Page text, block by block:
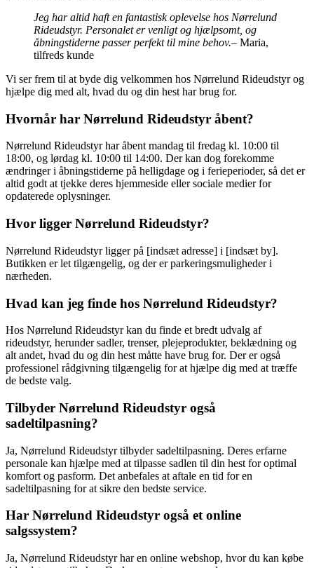
Jeg har altid haft en fantastisk oplevelse hos Nørrelund
Rideudstyr. Personalet er venligt og hjælpsomt, og
åbningstiderne passer perfekt til mine behov.– Maria,
tilfreds kunde
Vi ser frem til at byde dig velkommen hos Nørrelund Rideudstyr og
hjælpe dig med alt, hvad du og din hest har brug for.
Hvornår har Nørrelund Rideudstyr åbent?
Nørrelund Rideudstyr har åbent mandag til fredag kl. 10:00 til
18:00, og lørdag kl. 10:00 til 14:00. Der kan dog forekomme
ændringer i åbningstiderne på helligdage og i ferieperioder, så det er
altid godt at tjekke deres hjemmeside eller sociale medier for
opdaterede oplysninger.
Hvor ligger Nørrelund Rideudstyr?
Nørrelund Rideudstyr ligger på [indsæt adresse] i [indsæt by].
Butikken er let tilgængelig, og der er parkeringsmuligheder i
nærheden.
Hvad kan jeg finde hos Nørrelund Rideudstyr?
Hos Nørrelund Rideudstyr kan du finde et bredt udvalg af
rideudstyr, herunder sadler, trenser, plejeprodukter, beklædning og
alt andet, hvad du og din hest måtte have brug for. Der er også
professionel rådgivning tilgængelig for at hjælpe dig med at træffe
de bedste valg.
Tilbyder Nørrelund Rideudstyr også
sadeltilpasning?
Ja, Nørrelund Rideudstyr tilbyder sadeltilpasning. Deres erfarne
personale kan hjælpe med at tilpasse sadlen til din hest for optimal
komfort og pasform. Det anbefales at aftale en tid for en
sadeltilpasning for at sikre den bedste service.
Har Nørrelund Rideudstyr også et online
salgssystem?
Ja, Nørrelund Rideudstyr har en online webshop, hvor du kan købe